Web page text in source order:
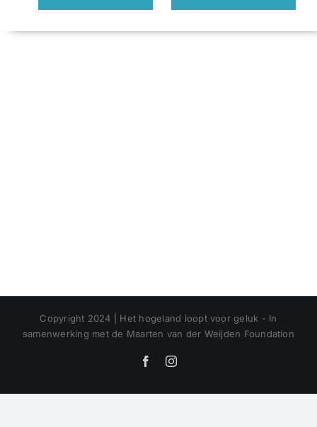
Copyright 2024 | Het hogeland loopt voor geluk - In
samenwerking met de Maarten van der Weijden Foundation
FacebookInstagram